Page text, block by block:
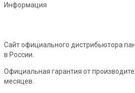
Информация
Сайт официального дистрибьютора
в России.
Официальная гарантия от
месяцев.